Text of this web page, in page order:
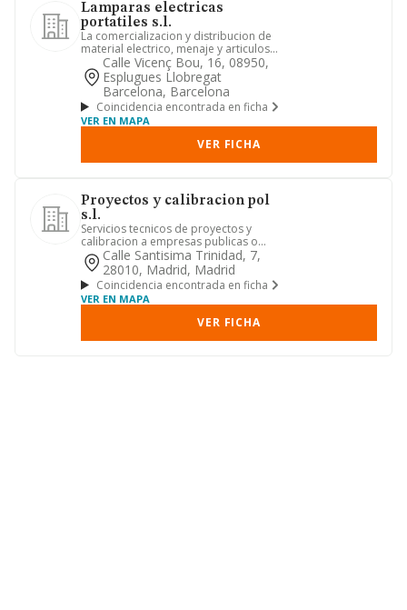
Lamparas electricas
portatiles s.l.
La comercializacion y distribucion de
material electrico, menaje y articulos
de ferreteria en gener...
Calle Vicenç Bou, 16, 08950,
Esplugues Llobregat
Barcelona, Barcelona
Coincidencia encontrada en ficha
VER EN MAPA
VER FICHA
Proyectos y calibracion pol
s.l.
Servicios tecnicos de proyectos y
calibracion a empresas publicas o
privadas.
Calle Santisima Trinidad, 7,
28010, Madrid, Madrid
Coincidencia encontrada en ficha
VER EN MAPA
VER FICHA